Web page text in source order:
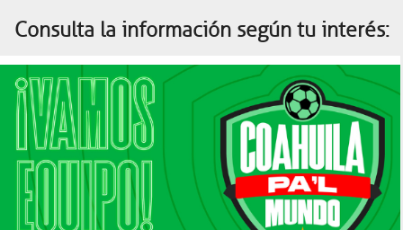
Consulta la información según tu interés: